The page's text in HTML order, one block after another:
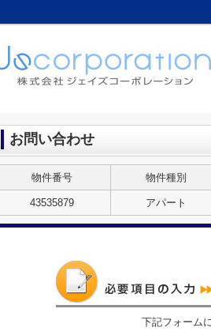
お問い合わせ
物件番号 物件種別
43535879 アパート
下記フォーム